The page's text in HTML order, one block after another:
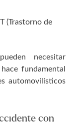
(Trastorno de
necesitar
fundamental
automovilísticos
con